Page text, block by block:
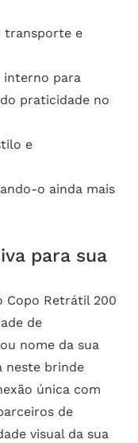
transporte e
interno para
praticidade no
e
o ainda mais
para sua
Copo Retrátil 200
de
nome da sua
neste brinde
única com
de
visual da sua